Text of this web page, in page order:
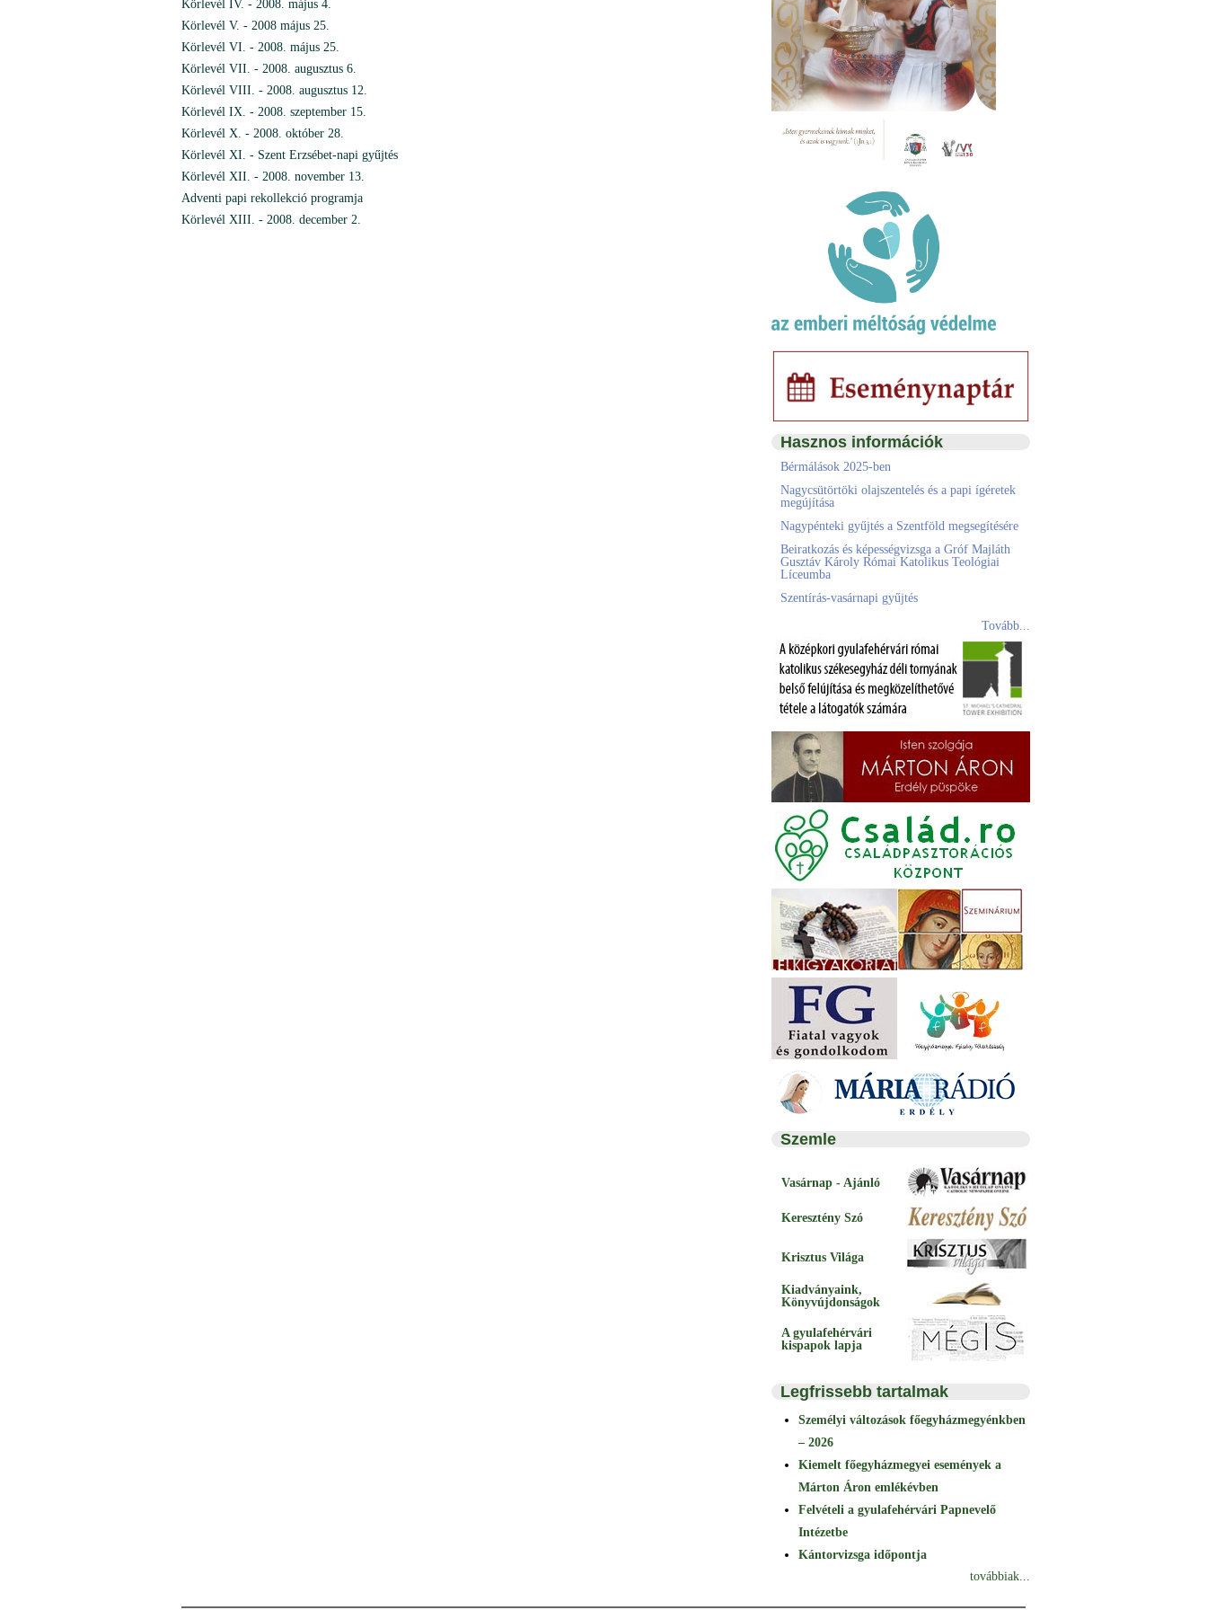
Körlevél IV. - 2008. május 4.
Körlevél V. - 2008 május 25.
Körlevél VI. - 2008. május 25.
Körlevél VII. - 2008. augusztus 6.
Körlevél VIII. - 2008. augusztus 12.
Körlevél IX. - 2008. szeptember 15.
Körlevél X. - 2008. október 28.
Körlevél XI. - Szent Erzsébet-napi gyűjtés
Körlevél XII. - 2008. november 13.
Adventi papi rekollekció programja
Körlevél XIII. - 2008. december 2.
Hasznos információk
Bérmálások 2025-ben
Nagycsütörtöki olajszentelés és a papi ígéretek
megújítása
Nagypénteki gyűjtés a Szentföld megsegítésére
Beiratkozás és képességvizsga a Gróf Majláth
Gusztáv Károly Római Katolikus Teológiai
Líceumba
Szentírás-vasárnapi gyűjtés
Tovább...
Szemle
Vasárnap - Ajánló
Keresztény Szó
Krisztus Világa
Kiadványaink,
Könyvújdonságok
A gyulafehérvári
kispapok lapja
Legfrissebb tartalmak
Személyi változások főegyházmegyénkben
– 2026
Kiemelt főegyházmegyei események a
Márton Áron emlékévben
Felvételi a gyulafehérvári Papnevelő
Intézetbe
Kántorvizsga időpontja
továbbiak...